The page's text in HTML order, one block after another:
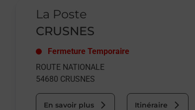
La Poste
CRUSNES
Fermeture Temporaire
ROUTE NATIONALE
54680 CRUSNES
En savoir plus Itinéraire